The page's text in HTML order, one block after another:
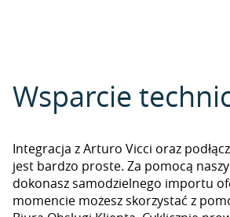
Wsparcie
Integracja z Arturo Vicci oraz
jest bardzo proste. Za pomocą
dokonasz samodzielnego importu
momencie możesz skorzystać z